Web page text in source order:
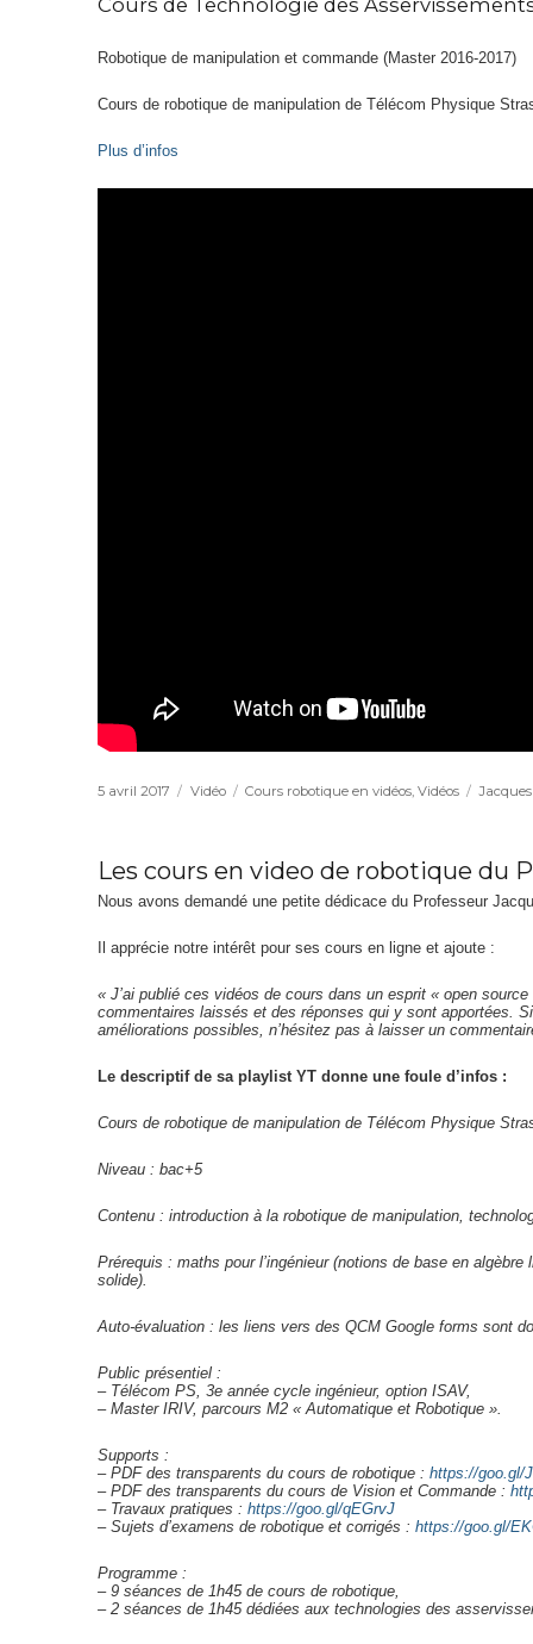
Cours de Technologie des Asservissements
Robotique de manipulation et commande (Master 2016-2017)
Cours de robotique de manipulation de Télécom Physique
Plus d’infos
Publié
5 avril 2017 Format
Vidéo Catégories
Cours robotique en vidéos, Vidéos
Les cours en video de robotique du
Nous avons demandé une petite dédicace du Professeur
Il apprécie notre intérêt pour ses cours en ligne et ajoute :
« J’ai publié ces vidéos de cours dans un esprit « open
commentaires laissés et des réponses qui y sont apportées.
améliorations possibles, n’hésitez pas à laisser un
Le descriptif de sa playlist YT donne une foule d’infos :
Cours de robotique de manipulation de Télécom Physique
Niveau : bac+5
Contenu : introduction à la robotique de manipulation,
Prérequis : maths pour l’ingénieur (notions de base en
solide).
Auto-évaluation : les liens vers des QCM Google forms sont
Public présentiel :
– Télécom PS, 3e année cycle ingénieur, option ISAV,
– Master IRIV, parcours M2 « Automatique et Robotique ».
Supports :
– PDF des transparents du cours de robotique :https://goo.gl/
– PDF des transparents du cours de Vision et Commande :
– Travaux pratiques :https://goo.gl/qEGrvJ
– Sujets d’examens de robotique et corrigés :https://goo.gl/
Programme :
– 9 séances de 1h45 de cours de robotique,
– 2 séances de 1h45 dédiées aux technologies des